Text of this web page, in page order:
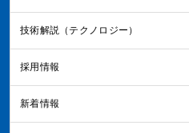
技術解説（テクノロジー）
採用情報
新着情報